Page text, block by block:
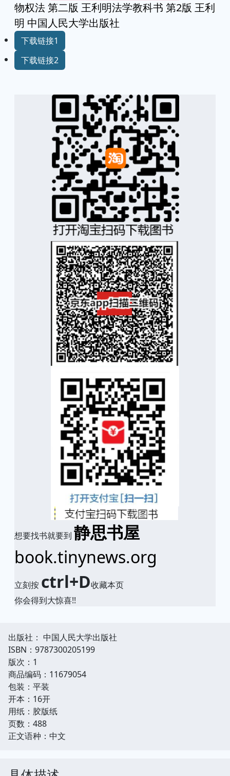
物权法 第二版 王利明法学教科书 第2版 王利
明 中国人民大学出版社
下载链接1
下载链接2
想要找书就要到 静思书屋
book.tinynews.org
立刻按 ctrl+D收藏本页
你会得到大惊喜!!
出版社： 中国人民大学出版社
ISBN：9787300205199
版次：1
商品编码：11679054
包装：平装
开本：16开
用纸：胶版纸
页数：488
正文语种：中文